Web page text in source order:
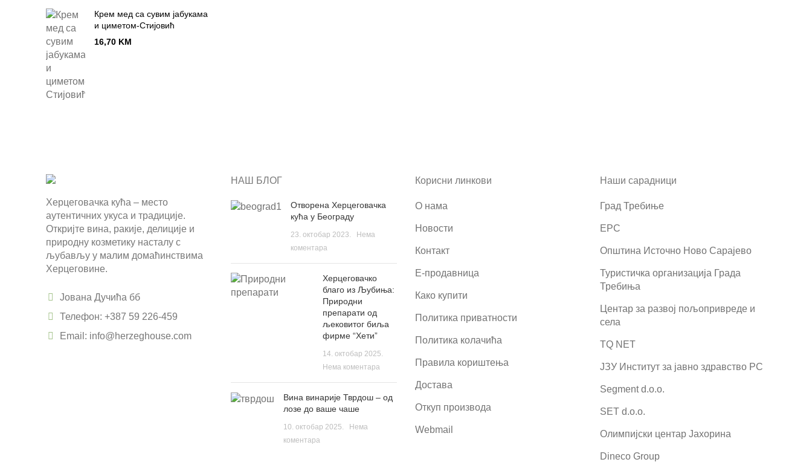
Крем мед са сувим јабукама
и циметом-Стијовић
16,70 KM
Херцеговачка кућа – место
аутентичних укуса и традиције.
Откријте вина, ракије, делиције и
природну козметику насталу с
љубављу у малим домаћинствима
Херцеговине.
Јована Дучића бб
Телефон: +387 59 226-459
Email: info@herzeghouse.com
НАШ БЛОГ
Отворена Херцеговачка
кућа у Београду
23. октобар 2023.
Нема
коментара
Херцеговачко
благо из Љубиња:
Природни
препарати од
љековитог биља
фирме “Хети”
14. октобар 2025.
Нема коментара
Вина винарије Тврдош – од
лозе до ваше чаше
10. октобар 2025.
Нема
коментара
Корисни линкови
О нама
Новости
Контакт
Е-продавница
Како купити
Политика приватности
Политика колачића
Правила кориштења
Достава
Откуп производа
Webmail
Наши сарадници
Град Требиње
ЕРС
Општина Источно Ново Сарајево
Туристичка организација Града
Требиња
Центар за развој пољопривреде и
села
TQ NET
ЈЗУ Институт за јавно здравство РС
Segment d.o.o.
SET d.o.o.
Олимпијски центар Јахорина
Dineco Group